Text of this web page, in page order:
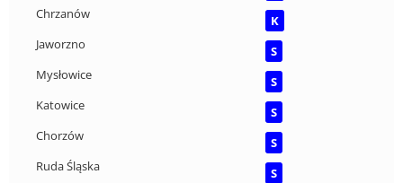
Chrzanów
K
Jaworzno
S
Mysłowice
S
Katowice
S
Chorzów
S
Ruda Śląska
S